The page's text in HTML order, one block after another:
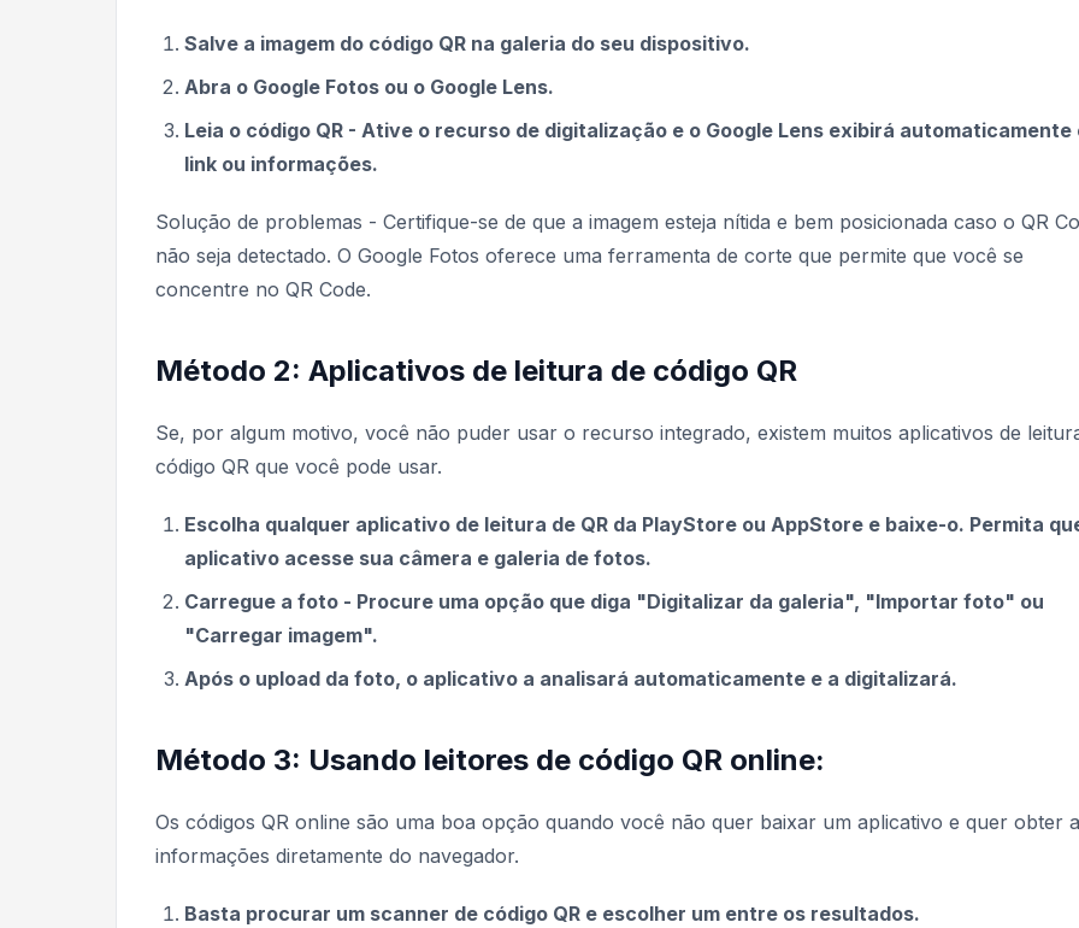
Salve a imagem do código QR na galeria do seu dispositivo.
Abra o Google Fotos ou o Google Lens.
Leia o código QR - Ative o recurso de digitalização e o Google Lens exibirá automaticamente
link ou informações.
Solução de problemas - Certifique-se de que a imagem esteja nítida e bem posicionada caso o QR
não seja detectado. O Google Fotos oferece uma ferramenta de corte que permite que você se
concentre no QR Code.
Método 2: Aplicativos de leitura de código QR
Se, por algum motivo, você não puder usar o recurso integrado, existem muitos aplicativos de
código QR que você pode usar.
Escolha qualquer aplicativo de leitura de QR da PlayStore ou AppStore e baixe-o. Permita
aplicativo acesse sua câmera e galeria de fotos.
Carregue a foto - Procure uma opção que diga "Digitalizar da galeria", "Importar foto" ou
"Carregar imagem".
Após o upload da foto, o aplicativo a analisará automaticamente e a digitalizará.
Método 3: Usando leitores de código QR online:
Os códigos QR online são uma boa opção quando você não quer baixar um aplicativo e quer obter
informações diretamente do navegador.
Basta procurar um scanner de código QR e escolher um entre os resultados.